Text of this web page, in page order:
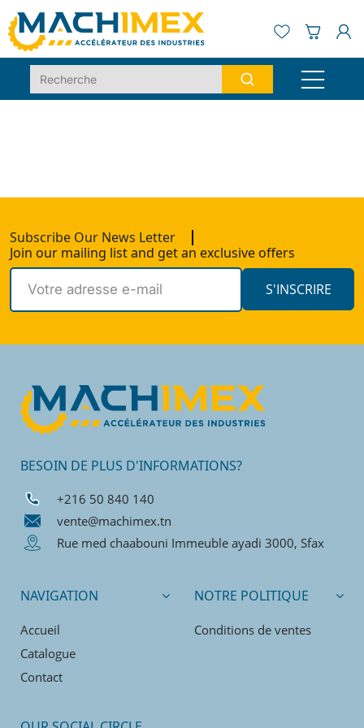
Subscribe Our News Letter
Join our mailing list and get an exclusive offers
S'INSCRIRE
BESOIN DE PLUS D'INFORMATIONS?
+216 50 840 140
vente@machimex.tn
Rue med chaabouni Immeuble ayadi 3000, Sfax
NAVIGATION
Accueil
Catalogue
Contact
NOTRE POLITIQUE
Conditions de ventes